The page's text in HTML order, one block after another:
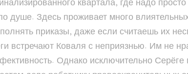
душе. Здесь проживает много
приказы, даже если считаешь их
встречают Коваля с неприязнью. Им не
Однако исключительно